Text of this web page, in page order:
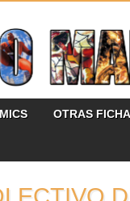
OTRAS